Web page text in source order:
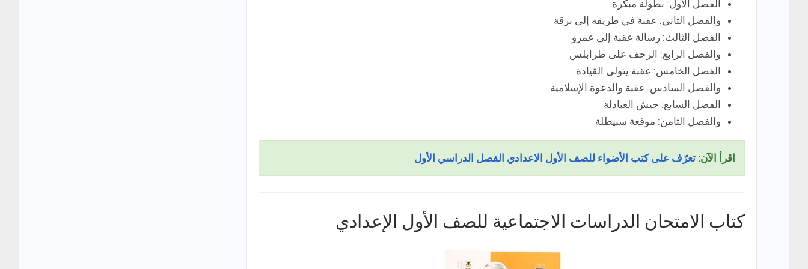
الفصل الأول: بطولة مبكرة
والفصل الثاني: عقبة في طريقه إلى برقة
الفصل الثالث: رسالة عقبة إلى عمرو
والفصل الرابع: الزحف على طرابلس
الفصل الخامس: عقبة يتولى القيادة
والفصل السادس: عقبة والدعوة الإسلامية
الفصل السابع: جيش العبادلة
والفصل الثامن: موقعة سبيطلة
اقرأ الآن: تعرّف على كتب الأضواء للصف الأول الاعدادي الفصل الدراسي الأول
كتاب الامتحان الدراسات الاجتماعية للصف الأول الإعدادي